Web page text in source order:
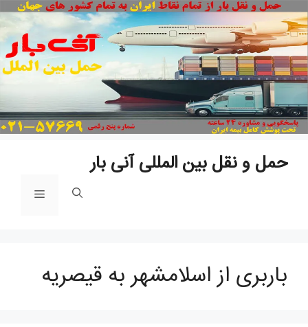
حمل و نقل بین المللی آنی بار
فهرست
باربری از اسلامشهر به قیصریه